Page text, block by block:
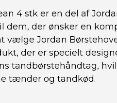
4 stk er en del af
dem, der ønsker en
vælge Jordan
der er specielt
tandbørstehåndtag,
tænder og tandkød.